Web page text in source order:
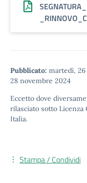
Pubblicato: martedì,
28 novembre 2024
Eccetto dove
rilasciato sotto Licenza
Italia.
Stampa / Condividi